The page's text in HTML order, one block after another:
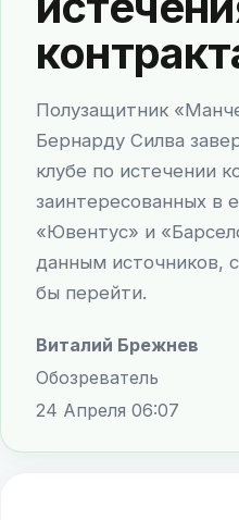
Полузащитник
Бернарду Силва
клубе по истечении
заинтересованных в
«Ювентус» и
данным источников,
бы перейти.
Виталий Брежнев
Обозреватель
24 Апреля 06:07